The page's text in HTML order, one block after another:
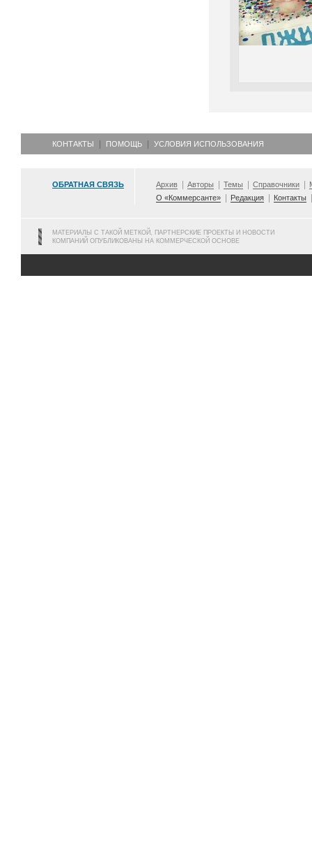
КОНТАКТЫ ПОМОЩЬ УСЛОВИЯ ИСПОЛЬЗОВАНИЯ
ОБРАТНАЯ СВЯЗЬ Архив Авторы Темы Справочники
О «Коммерсанте»
Редакция Контакты
МАТЕРИАЛЫ С ТАКОЙ МЕТКОЙ, ПАРТНЕРСКИЕ ПРОЕКТЫ И НОВОСТИ
КОМПАНИЙ ОПУБЛИКОВАНЫ НА КОММЕРЧЕСКОЙ ОСНОВЕ